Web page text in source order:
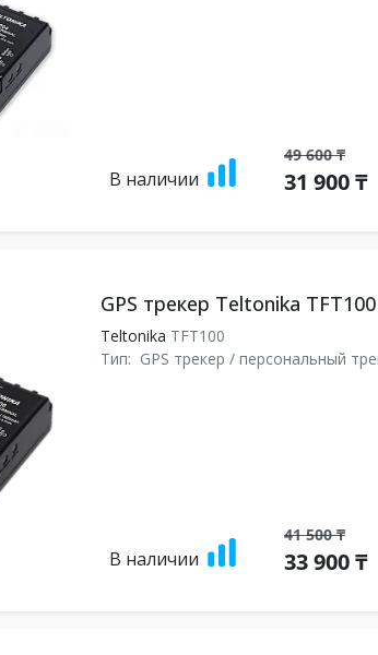
В наличии
49 600 ₸
31 900 ₸
GPS трекер Teltonika TFT100
Teltonika TFT100
Тип: GPS трекер / персональный
В наличии
41 500 ₸
33 900 ₸